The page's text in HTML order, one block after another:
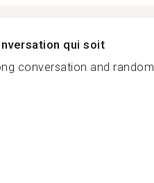
qui soit
conversation and random